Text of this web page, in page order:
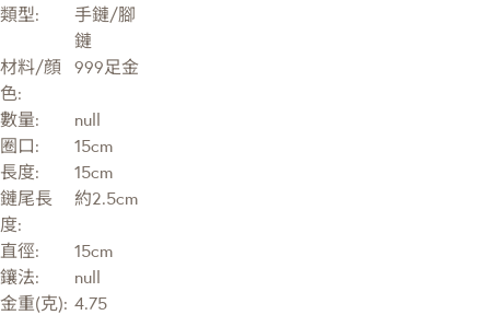
類型:
手鏈/腳
鏈
材料/顔
色:
999足金
數量:
null
圈口:
15cm
長度:
15cm
鏈尾長
度:
約2.5cm
直徑:
15cm
鑲法:
null
金重(克): 4.75